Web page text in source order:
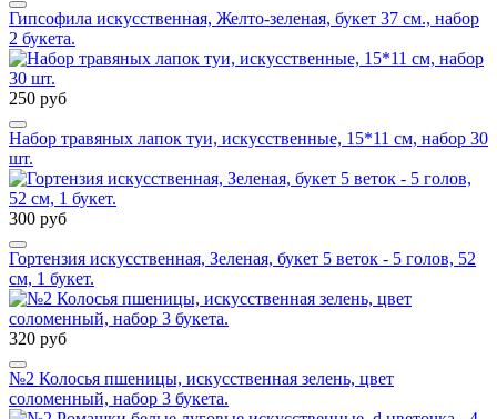
Гипсофила искусственная, Желто-зеленая, букет 37 см., набор
2 букета.
250 руб
Набор травяных лапок туи, искусственные, 15*11 см, набор 30
шт.
300 руб
Гортензия искусственная, Зеленая, букет 5 веток - 5 голов, 52
см, 1 букет.
320 руб
№2 Колосья пшеницы, искусственная зелень, цвет
соломенный, набор 3 букета.